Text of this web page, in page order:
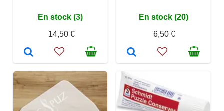
En stock (3)
14,50 €
En stock (20)
6,50 €